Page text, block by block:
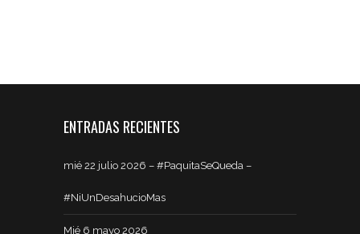
ENTRADAS RECIENTES
mié 22 julio 2026 – #PaquitaSeQueda –
#NiUnDesahucioMas
Mié 6 mayo 2026